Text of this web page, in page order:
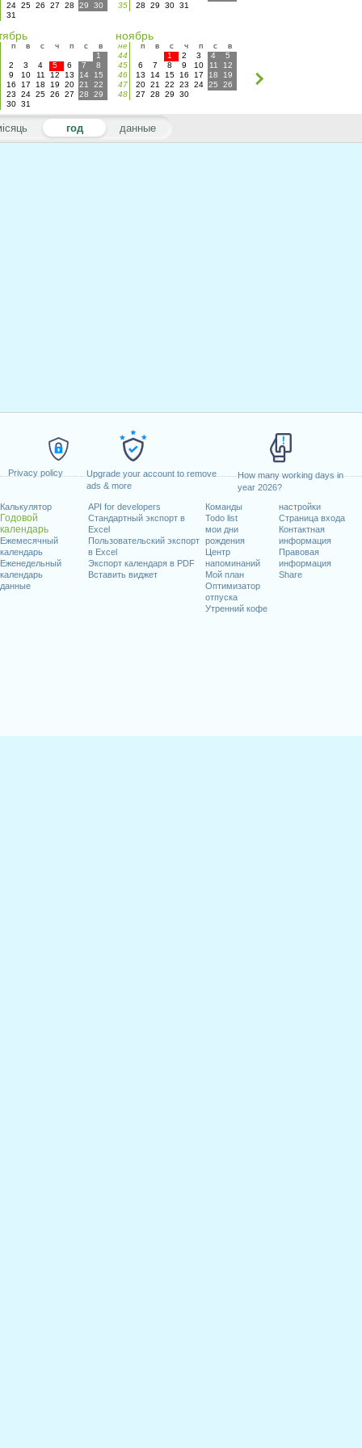
Privacy policy
Upgrade your account to remove
ads & more
How many working days in
year 2026?
Калькулятор
Годовой
календарь
Ежемесячный
календарь
Еженедельный
календарь
данные
API for developers
Стандартный экспорт в
Excel
Пользовательский экспорт
в Excel
Экспорт календаря в PDF
Вставить виджет
Команды
Todo list
мои дни
рождения
Центр
напоминаний
Мой план
Оптимизатор
отпуска
Утренний кофе
настройки
Страница входа
Контактная
информация
Правовая
информация
Share
24 25 26 27 28 29
30
31
35
28 29 30 31
п в с ч п с
в
1
2
3 4 5 6 7
8
9
10 11 12 13 14
15
16
17 18 19 20 21
22
23
24 25 26 27 28
29
30 31
ноябрь
не п в с ч п с
в
44
1 2 3 4
5
45
6 7 8 9 10 11
12
46
13 14 15 16 17 18
19
47
20 21 22 23 24 25
26
48
27 28 29 30
год данные